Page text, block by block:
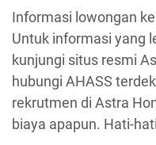
Informasi lowongan
Untuk informasi yang
kunjungi situs resmi
hubungi AHASS
rekrutmen di Astra
biaya apapun. Hati-